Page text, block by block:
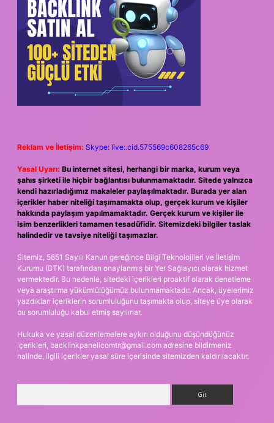
Reklam ve İletişim: Skype: live:.cid.575569c608265c69
Yasal Uyarı: Bu internet sitesi, herhangi bir marka, kurum veya
şahıs şirketi ile hiçbir bağlantısı bulunmamaktadır. Sitede yalnızca
kendi hazırladığımız makaleler paylaşılmaktadır. Burada yer alan
içerikler haber niteliği taşımamakta olup, gerçek kurum ve kişiler
hakkında paylaşım yapılmamaktadır. Gerçek kurum ve kişiler ile
isim benzerlikleri tamamen tesadüfidir. Sitemizdeki bilgiler taslak
halindedir ve tavsiye niteliği taşımazlar.
Sitemiz, 5651 Sayılı Kanun gereğince Bilgi Teknolojileri ve İletişim
Kurumu (BTK) tarafından onaylanmış bir Yer Sağlayıcı olarak hizmet
vermektedir. Bu nedenle, sitedeki içerikleri proaktif olarak denetleme
veya araştırma yükümlülüğümüz bulunmamaktadır. Ancak, üyelerimiz
yazdıkları içeriklerin sorumluluğunu taşımakta olup, siteye üye olarak
bu sorumluluğu kabul etmiş sayılırlar.
Hukuka ve yasal düzenlemelere aykırı olduğunu düşündüğünüz
içerikleri, backlinkpanelicomtr@gmail.com adresine bildirmeniz
halinde, ilgili içerikler yasal süre içerisinde sitemizden kaldırılacaktır.